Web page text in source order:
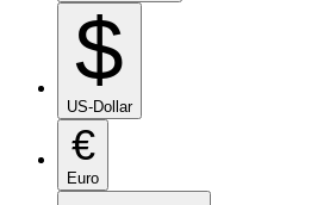
$
US-Dollar
€
Euro